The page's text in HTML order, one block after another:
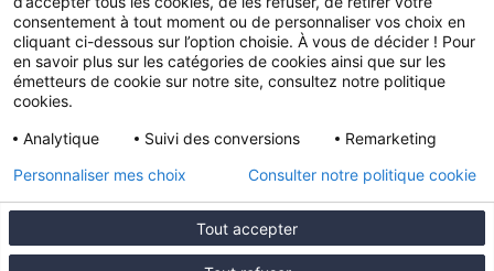
Nos autres sites
Fonds de dotation AGIPI
© 2025 AGIPI – Tous droits réservés Mentions
légales Politiques de confidentialité Politique
Cookie Accessibilité: partiellement conforme Plan du
site Résilier mon adhésion
consentement à tout moment ou de personnaliser vos choix en
cliquant ci-dessous sur l’option choisie. À vous de décider ! Pour
en savoir plus sur les catégories de cookies ainsi que sur les
émetteurs de cookie sur notre site, consultez notre politique
cookies.
Analytique
Suivi des conversions Remarketing
Tout accepter
Personnaliser mes choix Consulter notre politique cookie